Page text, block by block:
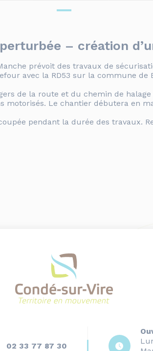
– création
prévoit des travaux de
avec la RD53 sur la commune de
de la route et du chemin de halage
motorisés. Le chantier débutera en
pendant la durée des travaux.
02 33 77 87 30